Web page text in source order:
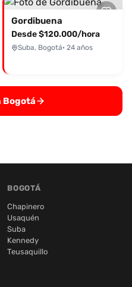
Gordibuena
Desde $120.000/hora
Suba, Bogotá· 24 años
Bogotá
BOGOTÁ
Chapinero
Usaquén
Suba
Kennedy
Teusaquillo